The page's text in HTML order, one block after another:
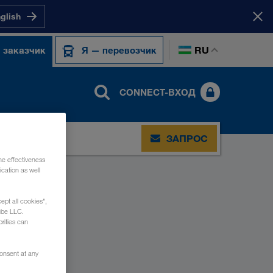
Я — перевозчик RU
CONNECT-ВХОД
ЗАПРОС
effectiveness
as well
all cookies",
LLC.
can
at any